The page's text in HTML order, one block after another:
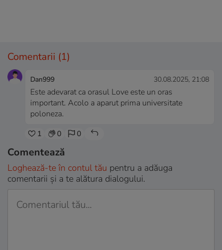
Comentarii (1)
Dan999 30.08.2025, 21:08
Este adevarat ca orasul Love este un oras
important. Acolo a aparut prima universitate
poloneza.
1 0 0
Comentează
Loghează-te în contul tău pentru a adăuga
comentarii și a te alătura dialogului.